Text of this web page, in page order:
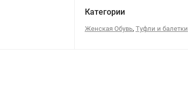
Категории
Женская Обувь, Туфли и балетки